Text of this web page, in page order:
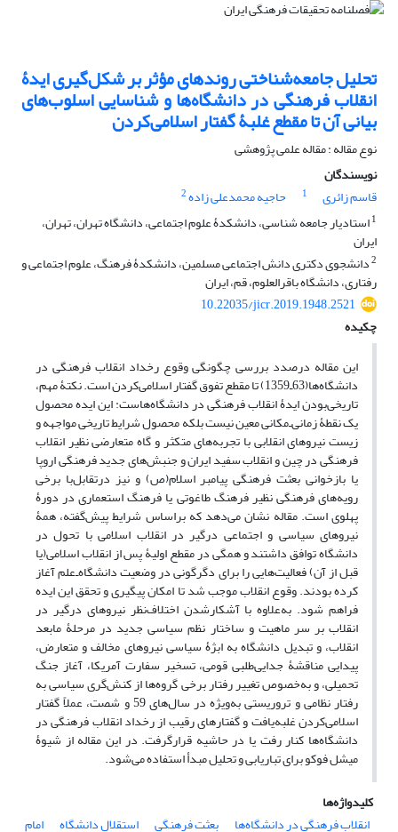
تحلیل جامعه‌شناختی روندهای مؤثر بر شکل‌گیری ایدۀ
انقلاب فرهنگی در دانشگاه‌ها و شناسایی اسلوب‌های
بیانی آن تا مقطع غلبۀ گفتار اسلامی‌کردن
نوع مقاله : مقاله علمی پژوهشی
نویسندگان
قاسم زائری
1 حاجیه محمدعلی زاده2
1استادیار جامعه شناسی، دانشکدۀ علوم اجتماعی، دانشگاه تهران، تهران،
ایران
2دانشجوی دکتری دانش اجتماعی مسلمین، دانشکدۀ فرهنگ، علوم اجتماعی و
رفتاری، دانشگاه باقرالعلوم، قم، ایران
10.22035/jicr.2019.1948.2521
چکیده
این مقاله درصدد بررسی چگونگی وقوع رخداد انقلاب فرهنگی در
دانشگاه‌ها(‌‌63‌ـ‌1359) تا مقطع تفوق گفتار اسلامی‌کردن است. نکتۀ مهم،
تاریخی‌بودن ایدۀ انقلاب فرهنگی در دانشگاه‌هاست: این ایده محصول
یک نقطۀ زمانی‌ـ‌مکانی معین نیست بلکه محصول شرایط تاریخی مواجهه و
زیست نیروهای انقلابی با تجربه‌های متکثر و گاه متعارضی نظیر انقلاب
فرهنگی در چین و انقلاب سفید ایران و جنبش‌های جدید فرهنگی اروپا
یا بازخوانی بعثت فرهنگی پیامبر اسلام(ص) و نیز درتقابل‌با برخی
رویه‌های فرهنگی نظیر فرهنگ طاغوتی یا فرهنگ استعماری در دورۀ
پهلوی است. مقاله نشان می‌دهد که براساس شرایط پیش‌گفته، همۀ
نیروهای سیاسی و اجتماعی درگیر در انقلاب اسلامی با تحول در
دانشگاه توافق داشتند و همگی در مقطع اولیۀ پس از انقلاب اسلامی(یا
قبل ‌از آن) فعالیت‌هایی را برای دگرگونی در وضعیت دانشگاه‌ـ‌علم آغاز
کرده بودند. وقوع انقلاب موجب شد تا امکان پیگیری و تحقق این ایده
فراهم شود. به‌علاوه با آشکارشدن اختلاف‌نظر نیروهای درگیر در
انقلاب بر سر ماهیت و ساختار نظم سیاسی جدید در مرحلۀ مابعد
انقلاب، و تبدیل دانشگاه به ابژۀ سیاسی نیروهای مخالف و متعارض،
پیدایی مناقشۀ جدایی‌طلبی قومی، تسخیر سفارت آمریکا، آغاز جنگ
تحمیلی، و به‌خصوص تغییر رفتار برخی گروه‌ها از کنش‌گری سیاسی به
رفتار نظامی و تروریستی به‌ویژه در سال‌های 59 و شصت، عملاً گفتار
اسلامی‌کردن غلبه‌یافت و گفتارهای رقیب از رخداد انقلاب فرهنگی در
دانشگاه‌ها کنار رفت یا در حاشیه قرارگرفت. در این مقاله از شیوۀ
میشل فوکو برای تباریابی و تحلیل مبدأ استفاده می‌شود.
کلیدواژه‌ها
انقلاب فرهنگی در دانشگاه‌ها
بعثت فرهنگی استقلال دانشگاه امام